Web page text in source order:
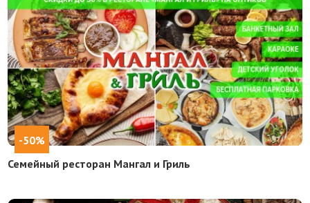
-50%
Семейный ресторан Мангал и Гриль